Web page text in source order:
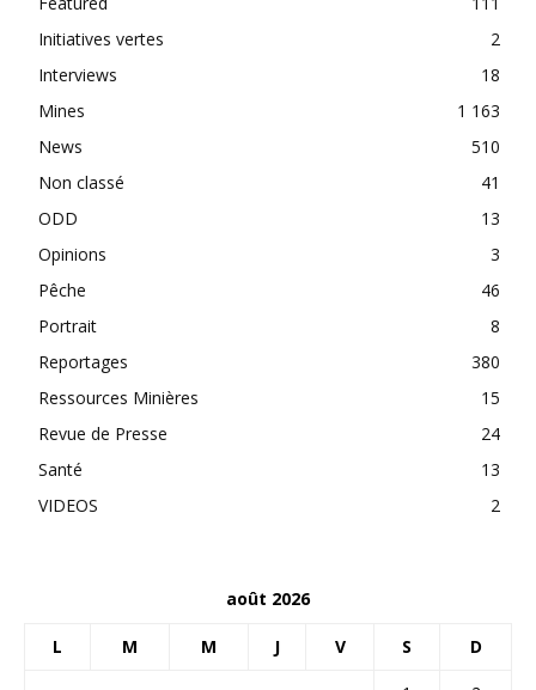
Initiatives vertes
2
Interviews
18
Mines
1 163
News
510
Non classé
41
ODD
13
Opinions
3
Pêche
46
Portrait
8
Reportages
380
Ressources Minières
15
Revue de Presse
24
Santé
13
VIDEOS
2
août 2026
L M M J V S D